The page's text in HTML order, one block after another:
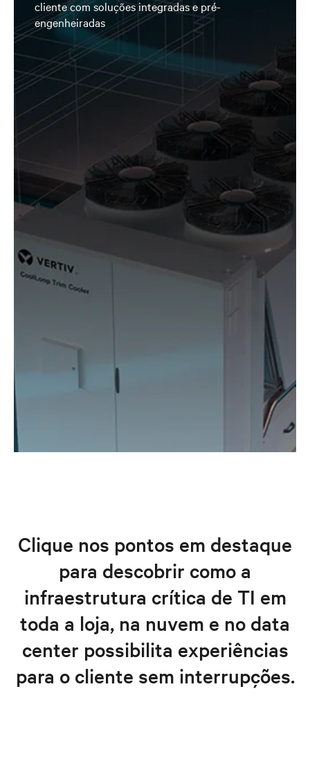
cliente com soluções integradas e pré-
engenheiradas
Clique nos pontos em destaque
para descobrir como a
infraestrutura crítica de TI em
toda a loja, na nuvem e no data
center possibilita experiências
para o cliente sem interrupções.